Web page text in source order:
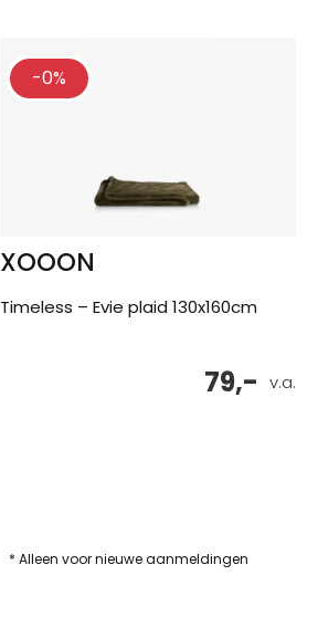
-0%
XOOON
Timeless – Evie plaid 130x160cm
v.a.
79,-
* Alleen voor nieuwe aanmeldingen